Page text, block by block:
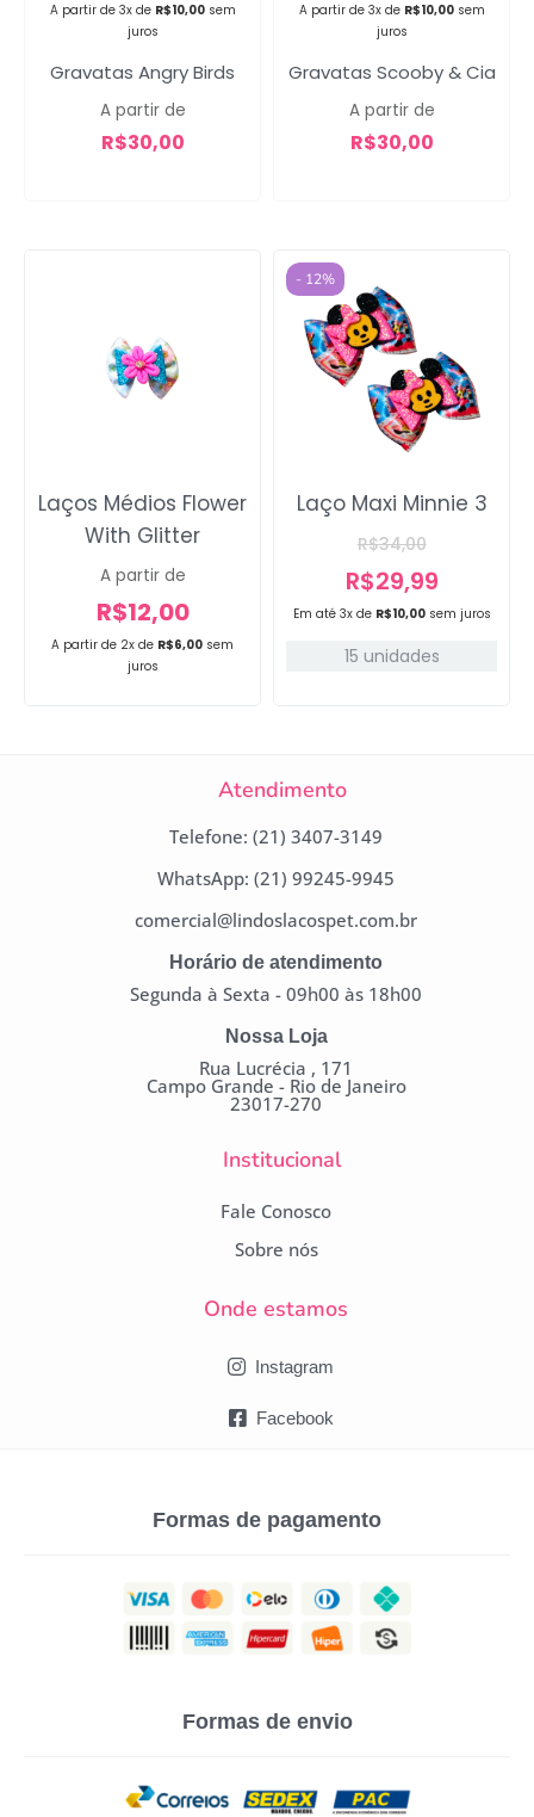
A partir de 3x de R$10,00 sem
juros
Gravatas Angry Birds
A partir de
R$30,00
A partir de 3x de R$10,00 sem
juros
Gravatas Scooby & Cia
A partir de
R$30,00
A partir de 2x de R$6,00 sem
juros
Laços Médios Flower
With Glitter
A partir de
R$12,00
- 12%
Em até 3x de R$10,00 sem juros
Laço Maxi Minnie 3
R$34,00
R$29,99
15 unidades
Atendimento
Telefone: (21) 3407-3149
WhatsApp: (21) 99245-9945
comercial@lindoslacospet.com.br
Horário de atendimento
Segunda à Sexta - 09h00 às 18h00
Nossa Loja
Rua Lucrécia , 171
Campo Grande - Rio de Janeiro
23017-270
Institucional
Fale Conosco
Sobre nós
Onde estamos
Instagram
Facebook
Formas de pagamento
Formas de envio